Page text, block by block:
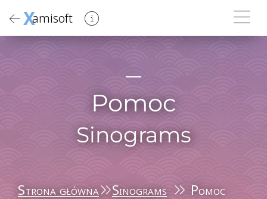
Xamisoft
Pomoc
Sinograms
Strona główna Sinograms Pomoc